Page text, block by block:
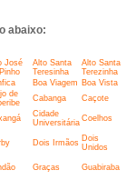
abaixo:
José
Alto Santa
Teresinha
Alto Santa
Terezinha
Boa Viagem Boa Vista
de
Cabanga Caçote
Cidade
Universitária Coelhos
Dois Irmãos Dois
Unidos
Graças
Guabiraba